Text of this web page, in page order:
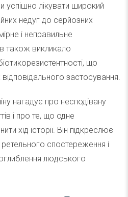
успішно лікувати широкий
недуг до серйозних
і неправильне
також викликало
що
застосування.
нагадує про несподівану
і про те, що одне
хід історії. Він підкреслює
ретельного спостереження і
людського